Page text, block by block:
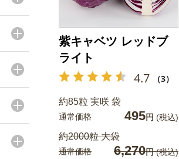
紫キャベツ レッドブ
ライト
4.7 （3）
約85粒 実咲 袋
通常価格 495円 (税込)
約2000粒 大袋
通常価格 6,270円(税込)